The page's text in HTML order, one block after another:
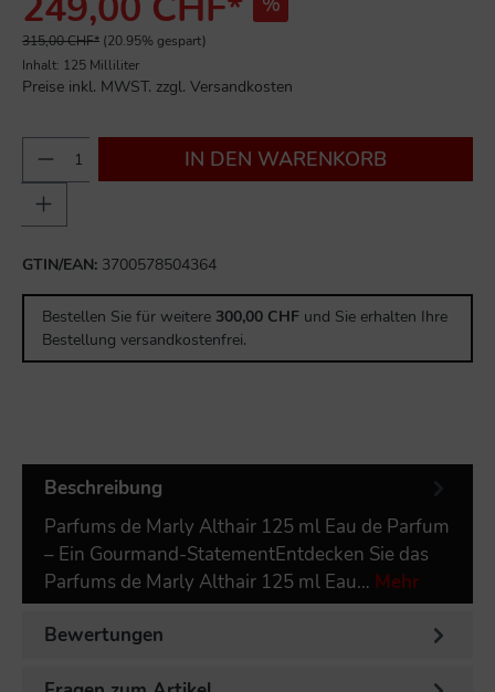
315,00 CHF* (20.95% gespart)
Inhalt: 125 Milliliter
Preise inkl. MWST. zzgl. Versandkosten
IN DEN WARENKORB
GTIN/EAN: 3700578504364
Bestellen Sie für weitere 300,00 CHF und Sie erhalten Ihre
Bestellung versandkostenfrei.
Beschreibung
Parfums de Marly Althair 125 ml Eau de Parfum
– Ein Gourmand-StatementEntdecken Sie das
Parfums de Marly Althair 125 ml Eau… Mehr
Bewertungen